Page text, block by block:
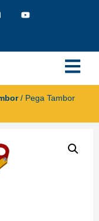
/ Pega Tambor